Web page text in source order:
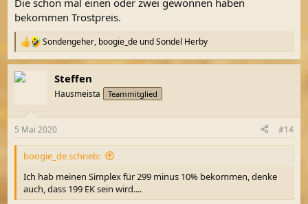
Die schon mal einen oder zwei gewonnen haben
bekommen Trostpreis.
R
e
a
k
e
n
Sondengeher, boogie_de undSondel Herby
Steffen
Hausmeista Teammitglied
5 Mai 2020 #14
boogie_de schrieb:
Ich hab meinen Simplex für 299 minus 10% bekommen, denke
auch, dass 199 EK sein wird....